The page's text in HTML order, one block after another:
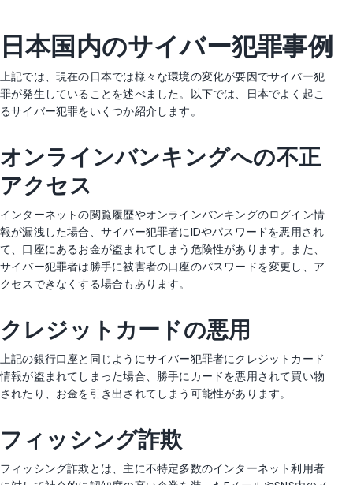
日本国内のサイバー犯罪事例
上記では、現在の日本では様々な環境の変化が要因でサイバー犯
罪が発生していることを述べました。以下では、日本でよく起こ
るサイバー犯罪をいくつか紹介します。
オンラインバンキングへの不正
アクセス
インターネットの閲覧履歴やオンラインバンキングのログイン情
報が漏洩した場合、サイバー犯罪者にIDやパスワードを悪用され
て、口座にあるお金が盗まれてしまう危険性があります。また、
サイバー犯罪者は勝手に被害者の口座のパスワードを変更し、ア
クセスできなくする場合もあります。
クレジットカードの悪用
上記の銀行口座と同じようにサイバー犯罪者にクレジットカード
情報が盗まれてしまった場合、勝手にカードを悪用されて買い物
されたり、お金を引き出されてしまう可能性があります。
フィッシング詐欺
フィッシング詐欺とは、主に不特定多数のインターネット利用者